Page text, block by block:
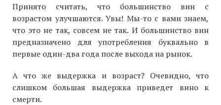
Принято считать, что большинство вин с
возрастом улучшаются. Увы! Мы-то с вами знаем,
что это не так, совсем не так. И большинство вин
предназначено для употребления буквально в
первые один-два года после выхода на рынок.
А что же выдержка и возраст? Очевидно, что
слишком большая выдержка приведет вино к
смерти.